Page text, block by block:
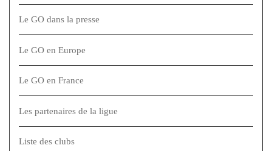
Le GO dans la presse
Le GO en Europe
Le GO en France
Les partenaires de la ligue
Liste des clubs